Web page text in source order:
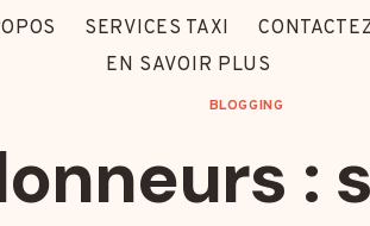
SERVICES TAXI
EN SAVOIR PLUS
BLOGGING
: